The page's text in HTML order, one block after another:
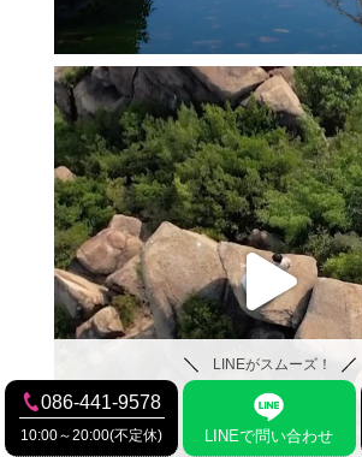
LINEがスムーズ！
086-441-9578
10:00～20:00(不定休) LINEで問い合わせ